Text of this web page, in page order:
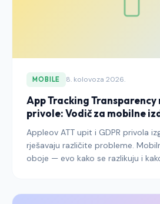
MOBILE 8. kolovoza 2026.
App Tracking Transparency
privole: Vodič za mobilne
Appleov ATT upit i GDPR privola
rješavaju različite probleme.
oboje — evo kako se razlikuju i